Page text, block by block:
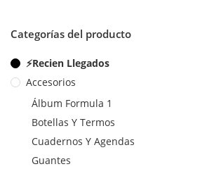
Categorías del producto
⚡Recien Llegados
Accesorios
Álbum Formula 1
Botellas Y Termos
Cuadernos Y Agendas
Guantes